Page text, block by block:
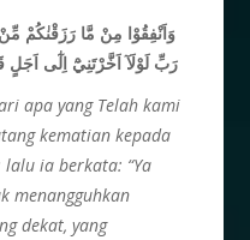
وَاَنْفِقُوْا مِنْ مَّا رَزَقْنٰكُمْ
رَبِّ لَوْلَآ اَخَّرْتَنِيْٓ اِلٰٓى
apa yang Telah kami
kematian kepada
ia berkata: “Ya
menangguhkan
dekat, yang